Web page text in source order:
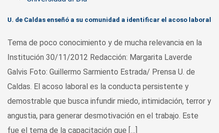
U. de Caldas enseñó a su comunidad a identificar el acoso laboral
Tema de poco conocimiento y de mucha relevancia en la
Institución 30/11/2012 Redacción: Margarita Laverde
Galvis Foto: Guillermo Sarmiento Estrada/ Prensa U. de
Caldas. El acoso laboral es la conducta persistente y
demostrable que busca infundir miedo, intimidación, terror y
angustia, para generar desmotivación en el trabajo. Este
fue el tema de la capacitación que […]